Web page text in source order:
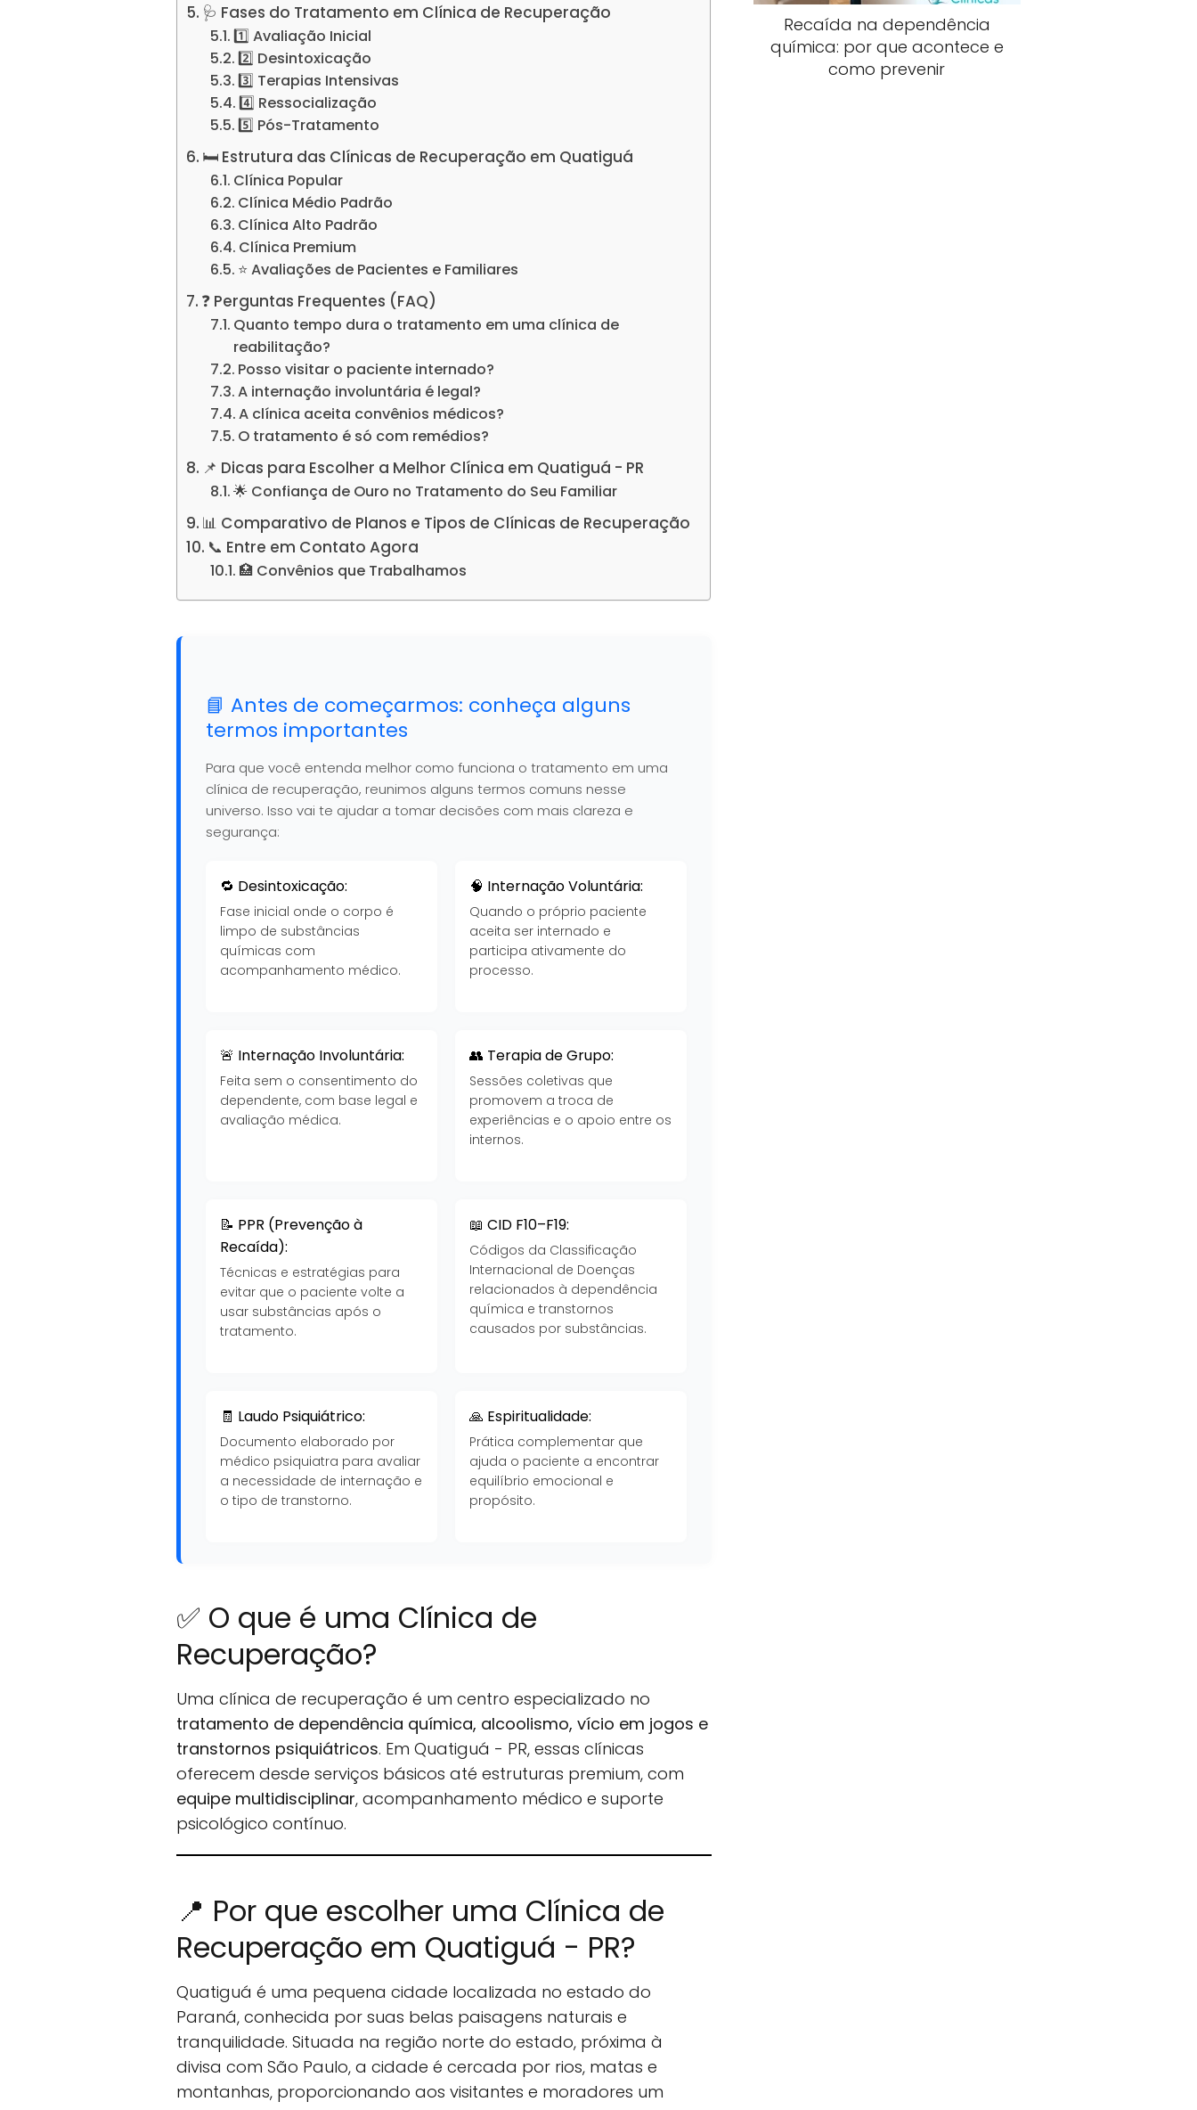
🩺 Fases do Tratamento em Clínica de Recuperação
1️⃣ Avaliação Inicial
2️⃣ Desintoxicação
3️⃣ Terapias Intensivas
4️⃣ Ressocialização
5️⃣ Pós-Tratamento
🛏️ Estrutura das Clínicas de Recuperação em Quatiguá
Clínica Popular
Clínica Médio Padrão
Clínica Alto Padrão
Clínica Premium
⭐ Avaliações de Pacientes e Familiares
❓ Perguntas Frequentes (FAQ)
Quanto tempo dura o tratamento em uma clínica de
reabilitação?
Posso visitar o paciente internado?
A internação involuntária é legal?
A clínica aceita convênios médicos?
O tratamento é só com remédios?
📌 Dicas para Escolher a Melhor Clínica em Quatiguá - PR
🌟 Confiança de Ouro no Tratamento do Seu Familiar
📊 Comparativo de Planos e Tipos de Clínicas de Recuperação
📞 Entre em Contato Agora
🏥 Convênios que Trabalhamos
📘 Antes de começarmos: conheça alguns
termos importantes
Para que você entenda melhor como funciona o tratamento em uma
clínica de recuperação, reunimos alguns termos comuns nesse
universo. Isso vai te ajudar a tomar decisões com mais clareza e
segurança:
🔁 Desintoxicação:
Fase inicial onde o corpo é
limpo de substâncias
químicas com
acompanhamento médico.
🧠 Internação Voluntária:
Quando o próprio paciente
aceita ser internado e
participa ativamente do
processo.
🚨 Internação Involuntária:
Feita sem o consentimento do
dependente, com base legal e
avaliação médica.
👥 Terapia de Grupo:
Sessões coletivas que
promovem a troca de
experiências e o apoio entre os
internos.
📝 PPR (Prevenção à
Recaída):
Técnicas e estratégias para
evitar que o paciente volte a
usar substâncias após o
tratamento.
📖 CID F10–F19:
Códigos da Classificação
Internacional de Doenças
relacionados à dependência
química e transtornos
causados por substâncias.
🧾 Laudo Psiquiátrico:
Documento elaborado por
médico psiquiatra para avaliar
a necessidade de internação e
o tipo de transtorno.
🙏 Espiritualidade:
Prática complementar que
ajuda o paciente a encontrar
equilíbrio emocional e
propósito.
✅ O que é uma Clínica de
Recuperação?
Uma clínica de recuperação é um centro especializado no
tratamento de dependência química, alcoolismo, vício em jogos e
transtornos psiquiátricos. Em Quatiguá - PR, essas clínicas
oferecem desde serviços básicos até estruturas premium, com
equipe multidisciplinar, acompanhamento médico e suporte
psicológico contínuo.
📍 Por que escolher uma Clínica de
Recuperação em Quatiguá - PR?
Quatiguá é uma pequena cidade localizada no estado do
Paraná, conhecida por suas belas paisagens naturais e
tranquilidade. Situada na região norte do estado, próxima à
divisa com São Paulo, a cidade é cercada por rios, matas e
montanhas, proporcionando aos visitantes e moradores um
Recaída na dependência
química: por que acontece e
como prevenir